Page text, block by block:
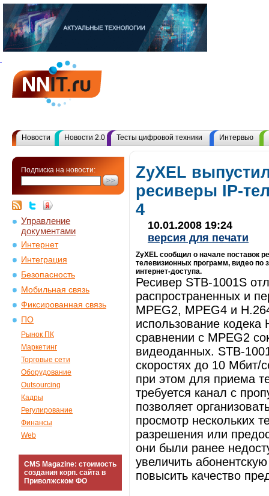
Новости Новости 2.0 Тесты цифровой техники Интервью
Подписка на новости:
Управление
документами
Интернет
Интеграция
Безопасность
Мобильная связь
Фиксированная связь
ПО
Рынок ПК
Маркетинг
Торговые сети
Оборудование
Outsourcing
Кадры
Регулирование
Финансы
Web
CMS Magazine: стоимость
создания корп. сайта в
Приволжском ФО
ZyXEL
ресиверы IP-
4
10.01.2008 19:24
версия для печати
ZyXEL сообщил о начале поставок
телевизионных программ, видео по
интернет-доступа.
Ресивер STB-1001S
распространенных и
MPEG2, MPEG4 и
использование
сравнении с MPEG2
видеоданных. STB-
скоростях до 10 Мбит/
при этом для приема
требуется канал с
позволяет
просмотр нескольких
разрешения или
они были ранее
увеличить
повысить качество